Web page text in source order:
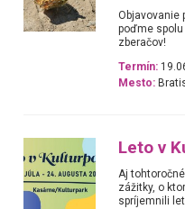
Objavovanie
poďme
zberačov!
Termín:
Mesto:
Leto v
Aj
zážitky, o
spríjemnili